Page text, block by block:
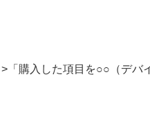
購入した項目を○○（デバ